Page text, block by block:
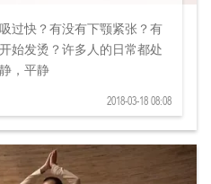
过快？有没有下颚紧张？有
始发烫？许多人的日常都处
，平静
2018-03-18 08:08